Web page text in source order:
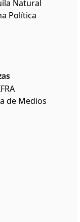
Natural
Política
de Medios